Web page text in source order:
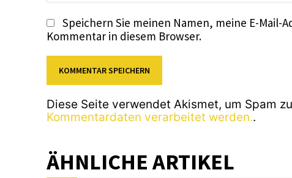
Speichern Sie meinen Namen, meine E-Mail-
Kommentar in diesem Browser.
Diese Seite verwendet Akismet, um Spam
Kommentardaten verarbeitet werden..
ÄHNLICHE ARTIKEL